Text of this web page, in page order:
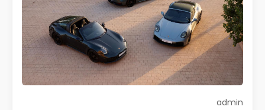
admin